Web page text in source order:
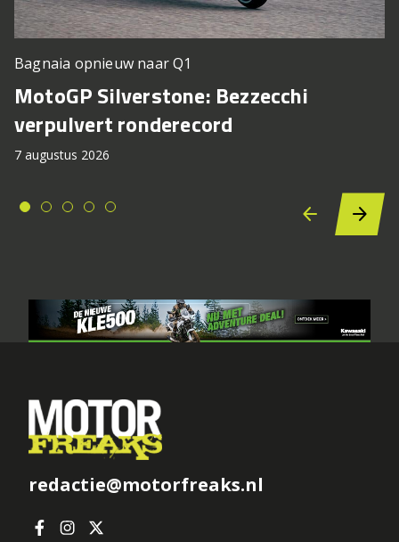
Bagnaia opnieuw naar Q1
MotoGP Silverstone: Bezzecchi
verpulvert ronderecord
7 augustus 2026
redactie@motorfreaks.nl